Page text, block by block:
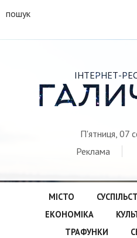
пошук
ІНТЕРНЕТ-
П'ятниця, 07
Реклама
МІСТО
ЕКОНОМІКА
ТРАФУНКИ